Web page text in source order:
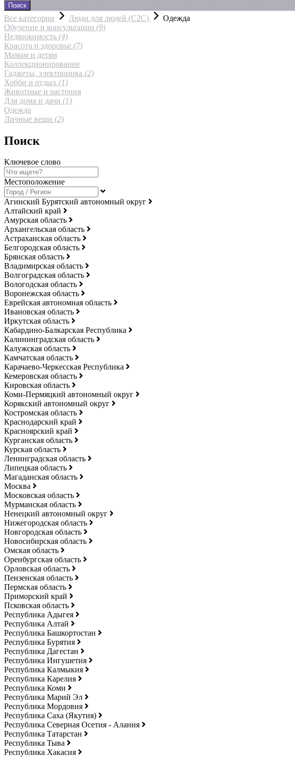
Поиск
Все категории Люди для людей (С2С)
Одежда
Обучение и консультации (9)
Недвижимость (4)
Красота и здоровье (7)
Мамам и детям
Коллекционирование
Гаджеты, электроника (2)
Хобби и отдых (1)
Животные и растения
Для дома и дачи (1)
Одежда
Личные вещи (2)
Поиск
Ключевое слово
Местоположение
Агинский Бурятский автономный округ
Алтайский край
Амурская область
Архангельская область
Астраханская область
Белгородская область
Брянская область
Владимирская область
Волгоградская область
Вологодская область
Воронежская область
Еврейская автономная область
Ивановская область
Иркутская область
Кабардино-Балкарская Республика
Калининградская область
Калужская область
Камчатская область
Карачаево-Черкесская Республика
Кемеровская область
Кировская область
Коми-Пермяцкий автономный округ
Корякский автономный округ
Костромская область
Краснодарский край
Красноярский край
Курганская область
Курская область
Ленинградская область
Липецкая область
Магаданская область
Москва
Московская область
Мурманская область
Ненецкий автономный округ
Нижегородская область
Новгородская область
Новосибирская область
Омская область
Оренбургская область
Орловская область
Пензенская область
Пермская область
Приморский край
Псковская область
Республика Адыгея
Республика Алтай
Республика Башкортостан
Республика Бурятия
Республика Дагестан
Республика Ингушетия
Республика Калмыкия
Республика Карелия
Республика Коми
Республика Марий Эл
Республика Мордовия
Республика Саха (Якутия)
Республика Северная Осетия - Алания
Республика Татарстан
Республика Тыва
Республика Хакасия